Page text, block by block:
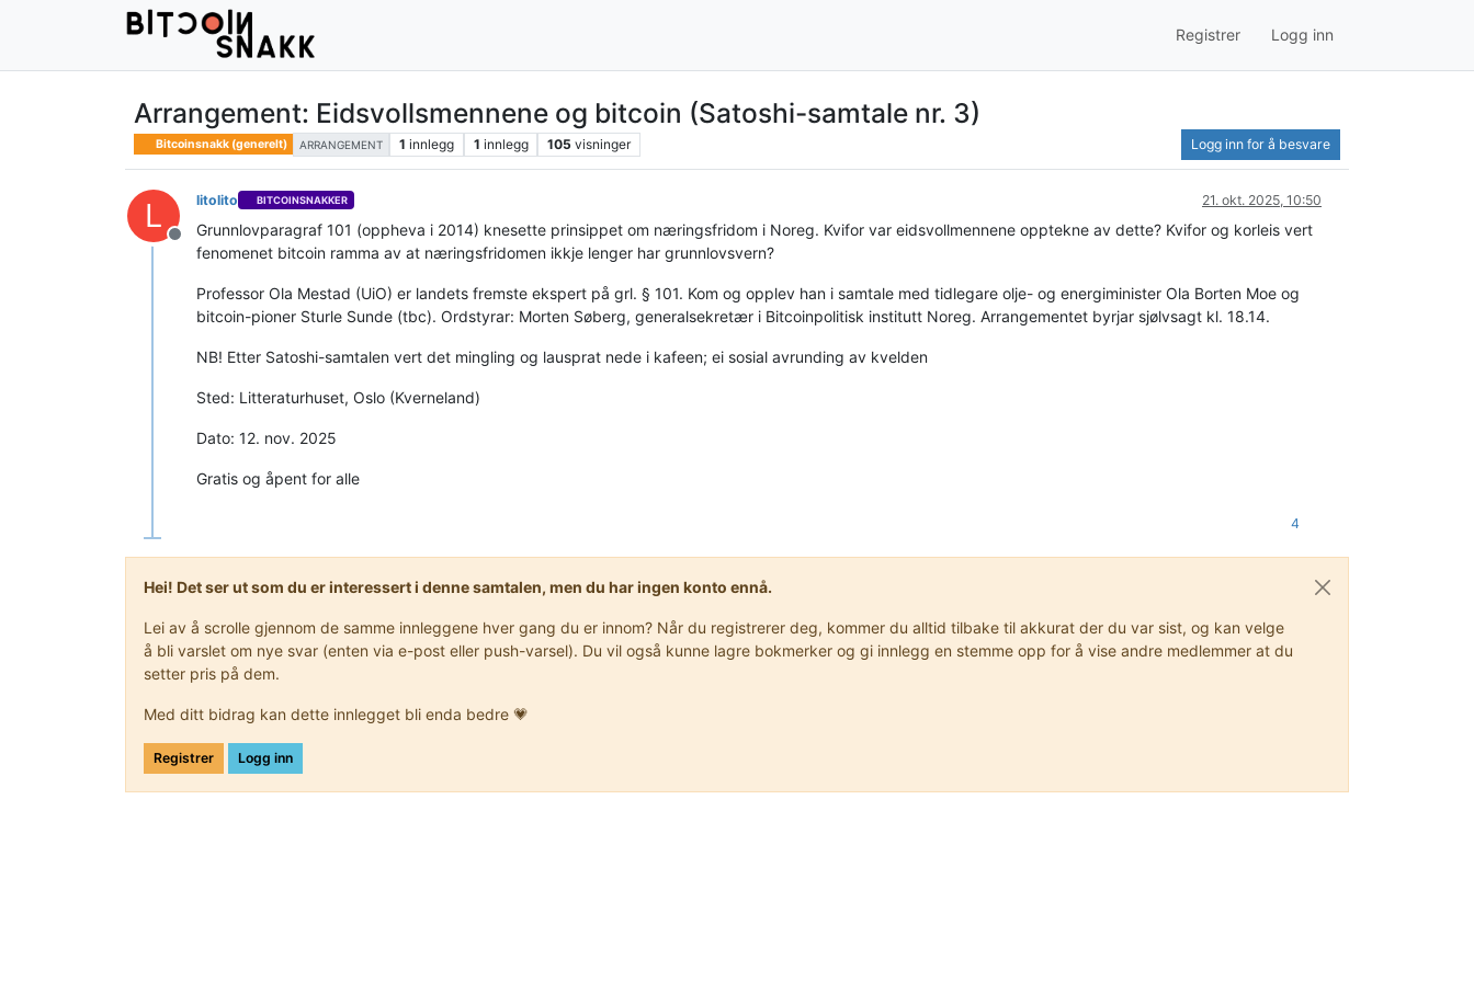
Registrer Logg inn
Arrangement: Eidsvollsmennene og bitcoin (Satoshi-samtale nr. 3)
Bitcoinsnakk (generelt) ARRANGEMENT 1 innlegg 1 innlegg 105 visninger Logg inn for å besvare
L
Frakoblet
litolito BITCOINSNAKKER 21. okt. 2025, 10:50
Grunnlovparagraf 101 (oppheva i 2014) knesette prinsippet om næringsfridom i Noreg. Kvifor var eidsvollmennene opptekne av dette? Kvifor og korleis vert
fenomenet bitcoin ramma av at næringsfridomen ikkje lenger har grunnlovsvern?
Professor Ola Mestad (UiO) er landets fremste ekspert på grl. § 101. Kom og opplev han i samtale med tidlegare olje- og energiminister Ola Borten Moe og
bitcoin-pioner Sturle Sunde (tbc). Ordstyrar: Morten Søberg, generalsekretær i Bitcoinpolitisk institutt Noreg. Arrangementet byrjar sjølvsagt kl. 18.14.
NB! Etter Satoshi-samtalen vert det mingling og lausprat nede i kafeen; ei sosial avrunding av kvelden
Sted: Litteraturhuset, Oslo (Kverneland)
Dato: 12. nov. 2025
Gratis og åpent for alle
4
Hei! Det ser ut som du er interessert i denne samtalen, men du har ingen konto ennå.
Lei av å scrolle gjennom de samme innleggene hver gang du er innom? Når du registrerer deg, kommer du alltid tilbake til akkurat der du var sist, og kan velge
å bli varslet om nye svar (enten via e-post eller push-varsel). Du vil også kunne lagre bokmerker og gi innlegg en stemme opp for å vise andre medlemmer at du
setter pris på dem.
Med ditt bidrag kan dette innlegget bli enda bedre 💗
Registrer Logg inn